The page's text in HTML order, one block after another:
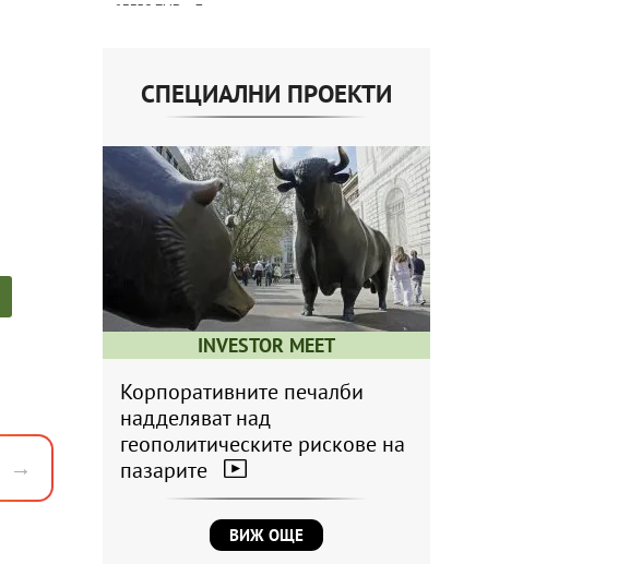
→
65500 EUR
СПЕЦИАЛНИ ПРОЕКТИ
INVESTOR MEET
Корпоративните печалби
надделяват над
геополитическите рискове на
пазарите
ВИЖ ОЩЕ